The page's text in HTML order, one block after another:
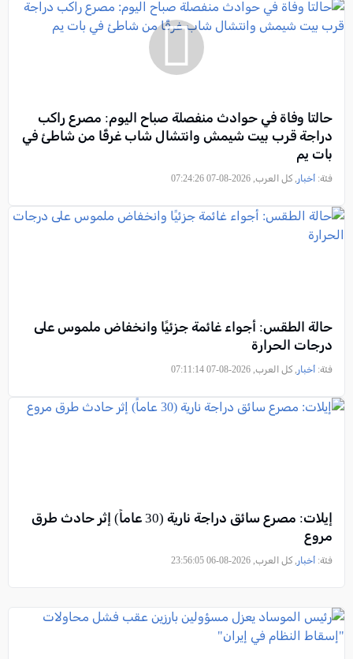
حالتا وفاة في حوادث منفصلة صباح اليوم: مصرع راكب
دراجة قرب بيت شيمش وانتشال شاب غرقًا من شاطئ في
بات يم
فئة: أخبار , كل العرب, 2026-08-07 07:24:26
حالة الطقس: أجواء غائمة جزئيًا وانخفاض ملموس على
درجات الحرارة
فئة: أخبار , كل العرب, 2026-08-07 07:11:14
إيلات: مصرع سائق دراجة نارية (30 عاماً) إثر حادث طرق
مروع
فئة: أخبار , كل العرب, 2026-08-06 23:56:05